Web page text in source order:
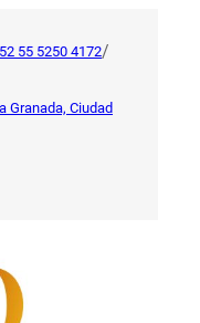
55 5250 4172/
Granada, Ciudad